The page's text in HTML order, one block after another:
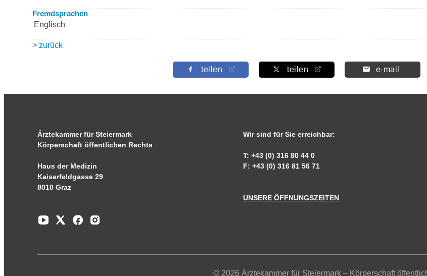
Fremdsprachen
Englisch
> zurück
teilen teilen e-mail
Ärztekammer für Steiermark
Körperschaft öffentlichen Rechts
Haus der Medizin
Kaiserfeldgasse 29
8010 Graz
Wir sind für Sie erreichbar:
T: +43 (0) 316 80 44 0
F: +43 (0) 316 81 56 71
UNSERE ÖFFNUNGSZEITEN
© 2026 Ärztekammer für Steiermark – Körperschaft